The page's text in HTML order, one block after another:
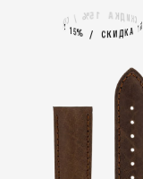
СКИДКА 15%
С
К
И
Д
К
А
1
5
%
/
С
К
ИА 15% /